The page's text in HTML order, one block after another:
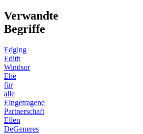
Verwandte
Begriffe
Edging
Edith
Windsor
Ehe
für
alle
Eingetragene
Partnerschaft
Ellen
DeGeneres